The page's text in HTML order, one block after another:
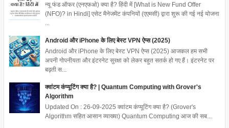
न्यू फंड ऑफर (एनएफओ) क्या है? हिंदी में [What is New Fund Offer
(NFO)? in Hindi] एसेट मैनेजमेंट कंपनियों (एएमसी) द्वारा शुरू की गई नई योजना
Android और iPhone के लिए बेस्ट VPN ऐप्स (2025)
Android और iPhone के लिए बेस्ट VPN ऐप्स (2025) आजकल हम सभी
अपनी गोपनीयता और इंटरनेट सुरक्षा को लेकर बहुत सतर्क हो गए हैं। इंटरनेट पर
बढ़ती स...
क्वांटम कंप्यूटिंग क्या है? | Quantum Computing with Grover's
Algorithm
Updated On : 26-09-2025 क्वांटम कंप्यूटिंग क्या है? (Grover's
Algorithm सहित आसान व्याख्या) Quantum Computing आज की सब...